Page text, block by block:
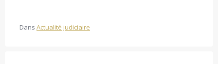
Dans Actualité judiciaire